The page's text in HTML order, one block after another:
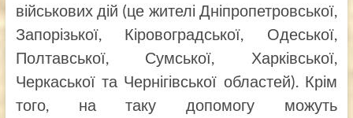
військових дій (це жителі Дніпропетровської,
Запорізької, Кіровоградської, Одеської,
Полтавської, Сумської, Харківської,
Черкаської та Чернігівської областей). Крім
того, на таку допомогу можуть